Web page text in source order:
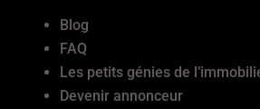
Blog
FAQ
Les petits génies de
Devenir annonceur